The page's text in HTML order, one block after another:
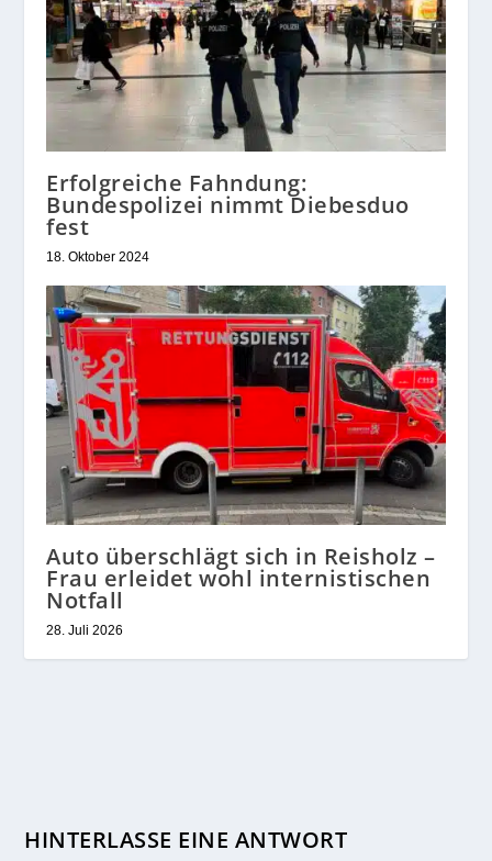
Erfolgreiche Fahndung:
Bundespolizei nimmt Diebesduo
fest
18. Oktober 2024
Auto überschlägt sich in Reisholz –
Frau erleidet wohl internistischen
Notfall
28. Juli 2026
HINTERLASSE EINE ANTWORT